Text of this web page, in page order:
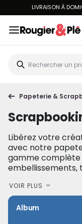
LIVRAISON À
Papeterie &
Libérez votre
avec notre
gamme complète
embellissements,
VOIR PLUS
Album